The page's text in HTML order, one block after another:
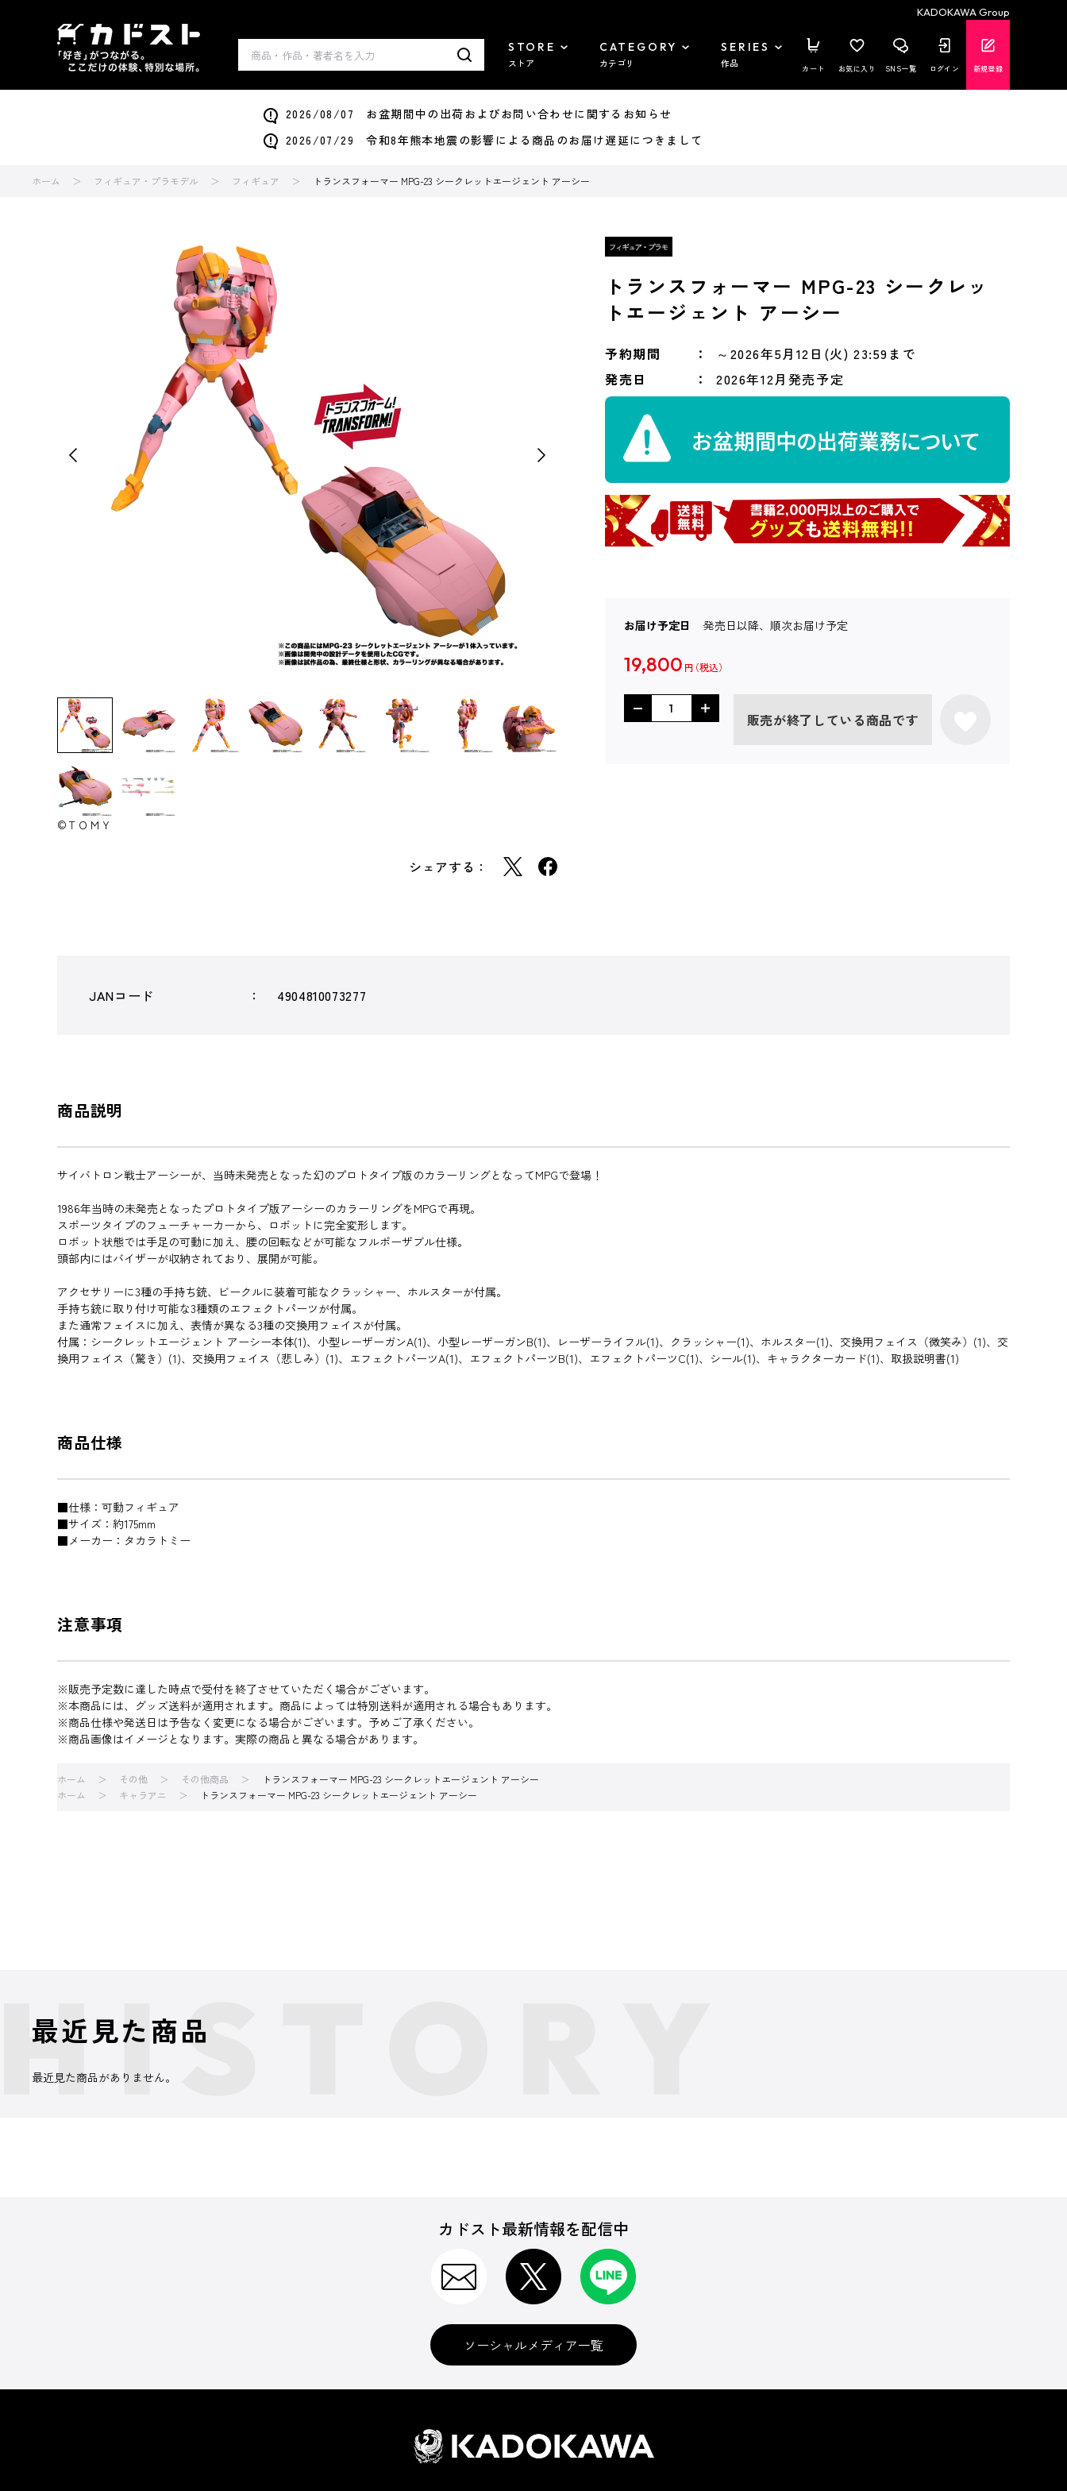
KADOKAWA Group
STORE
ストア
CATEGORY
カテゴリ
SERIES
作品 カート お気に入り SNS一覧 ログイン 新規登録
2026/08/07 お盆期間中の出荷およびお問い合わせに関するお知らせ
2026/07/29 令和8年熊本地震の影響による商品のお届け遅延につきまして
ホーム フィギュア・プラモデル フィギュア トランスフォーマー MPG-23 シークレットエージェント アーシー
©ＴＯＭＹ
シェアする：
トランスフォーマー MPG-23 シークレッ
トエージェント アーシー
予約期間
～2026年5月12日(火) 23:59まで
発売日
2026年12月発売予定
お届け予定日 発売日以降、順次お届け予定
19,800 円
販売が終了している商品です
JANコード 4904810073277
商品説明
サイバトロン戦士アーシーが、当時未発売となった幻のプロトタイプ版のカラーリングとなってMPGで登場！
1986年当時の未発売となったプロトタイプ版アーシーのカラーリングをMPGで再現。
スポーツタイプのフューチャーカーから、ロボットに完全変形します。
ロボット状態では手足の可動に加え、腰の回転などが可能なフルポーザブル仕様。
頭部内にはバイザーが収納されており、展開が可能。
アクセサリーに3種の手持ち銃、ビークルに装着可能なクラッシャー、ホルスターが付属。
手持ち銃に取り付け可能な3種類のエフェクトパーツが付属。
また通常フェイスに加え、表情が異なる3種の交換用フェイスが付属。
付属：シークレットエージェント アーシー本体(1)、小型レーザーガンA(1)、小型レーザーガンB(1)、レーザーライフル(1)、クラッシャー(1)、ホルスター(1)、交換用フェイス（微笑み）(1)、交
換用フェイス（驚き）(1)、交換用フェイス（悲しみ）(1)、エフェクトパーツA(1)、エフェクトパーツB(1)、エフェクトパーツC(1)、シール(1)、キャラクターカード(1)、取扱説明書(1)
商品仕様
■仕様：可動フィギュア
■サイズ：約175mm
■メーカー：タカラトミー
注意事項
※販売予定数に達した時点で受付を終了させていただく場合がございます。
※本商品には、グッズ送料が適用されます。商品によっては特別送料が適用される場合もあります。
※商品仕様や発送日は予告なく変更になる場合がございます。予めご了承ください。
※商品画像はイメージとなります。実際の商品と異なる場合があります。
ホーム その他 その他商品
トランスフォーマー MPG-23 シークレットエージェント アーシー
ホーム
キャラアニ トランスフォーマー MPG-23 シークレットエージェント アーシー
最近見た商品
最近見た商品がありません。
カドスト最新情報を配信中
ソーシャルメディア一覧